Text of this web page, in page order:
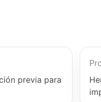
previa para